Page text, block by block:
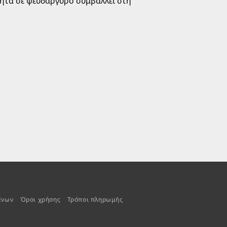
καιMeso Shield SPF50
Όροι χρήσης Τρόποι πληρωμής